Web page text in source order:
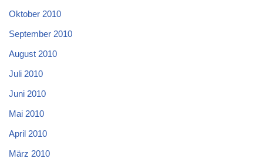
Oktober 2010
September 2010
August 2010
Juli 2010
Juni 2010
Mai 2010
April 2010
März 2010